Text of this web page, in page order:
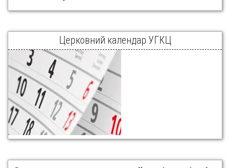
Церковний календар УГКЦ